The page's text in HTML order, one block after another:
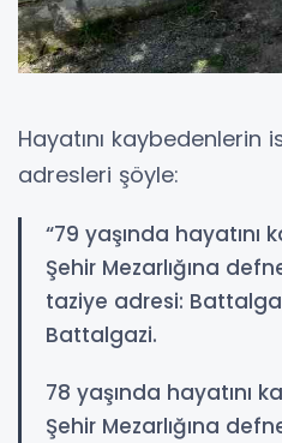
Hayatını
adresleri şöyle:
“79 yaşında
Şehir Mezarlığına
taziye adresi:
Battalgazi.
78 yaşında hayatını
Şehir Mezarlığına